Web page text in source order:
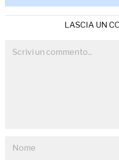
LASCIA UN